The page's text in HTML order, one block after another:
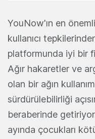
YouNow'ın en
kullanıcı
platformunda iyi bir
Ağır hakaretler ve
olan bir ağın
sürdürülebilirliği
beraberinde
ayında çocukları